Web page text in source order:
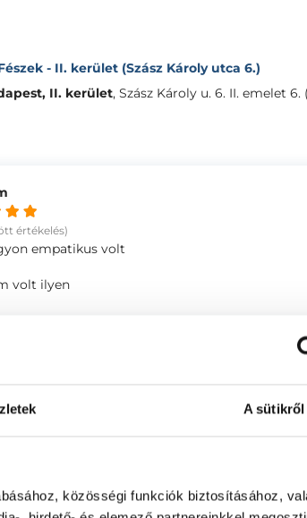
A sütikről
közösségi funkciók biztosításához,
- II. kerület (Szász Károly utca 6.)
II. kerület, Szász Károly u. 6. II. emelet 6.
értékelés)
empatikus volt
volt ilyen
értékelés)
volt.